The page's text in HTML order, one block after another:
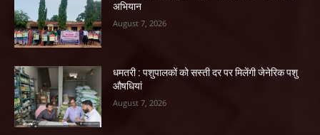
अभियान
August 7, 2026
धमतरी : पशुपालकों को सस्ती दर पर मिलेंगी जेनेरिक पशु
औषधियां
August 7, 2026